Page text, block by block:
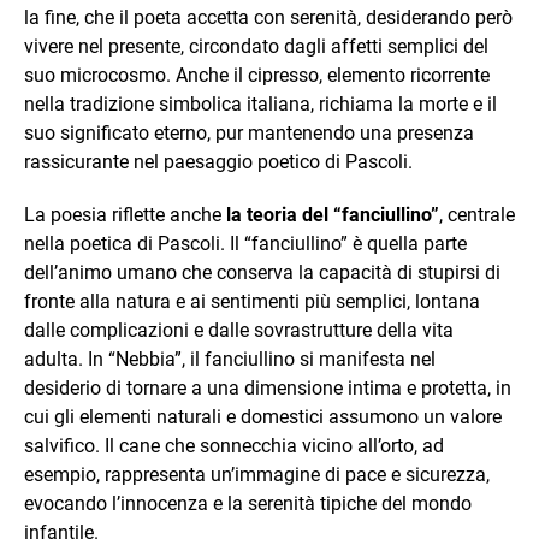
la fine, che il poeta accetta con serenità, desiderando però
vivere nel presente, circondato dagli affetti semplici del
suo microcosmo. Anche il cipresso, elemento ricorrente
nella tradizione simbolica italiana, richiama la morte e il
suo significato eterno, pur mantenendo una presenza
rassicurante nel paesaggio poetico di Pascoli.
La poesia riflette anche la teoria del “fanciullino”, centrale
nella poetica di Pascoli. Il “fanciullino” è quella parte
dell’animo umano che conserva la capacità di stupirsi di
fronte alla natura e ai sentimenti più semplici, lontana
dalle complicazioni e dalle sovrastrutture della vita
adulta. In “Nebbia”, il fanciullino si manifesta nel
desiderio di tornare a una dimensione intima e protetta, in
cui gli elementi naturali e domestici assumono un valore
salvifico. Il cane che sonnecchia vicino all’orto, ad
esempio, rappresenta un’immagine di pace e sicurezza,
evocando l’innocenza e la serenità tipiche del mondo
infantile.